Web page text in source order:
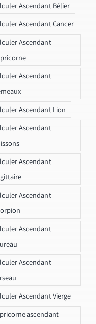
Ascendant Bélier
Ascendant Cancer
Ascendant
Ascendant
Ascendant Lion
Ascendant
Ascendant
Ascendant
Ascendant
Ascendant
Ascendant Vierge
ascendant